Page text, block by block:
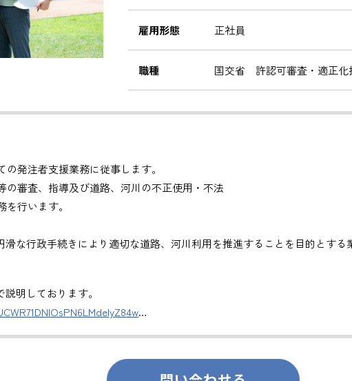
雇用形態 正社員
職種 国交省 許認可審査・適正化
発注者支援業務に従事します。
の審査、指導及び道路、河川の不正使用・不法
行います。
滑な行政手続きにより適切な道路、河川利用を推進することを目的とする
ます。
える大切な仕事です。専門性を磨きながら、やりがいを感じられるこの
明しております。